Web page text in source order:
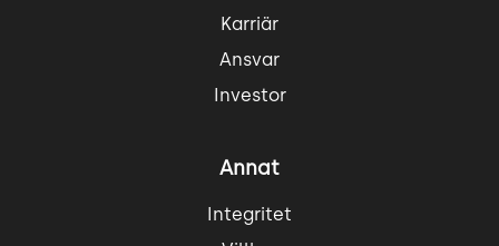
Karriär
Ansvar
Investor
Annat
Integritet